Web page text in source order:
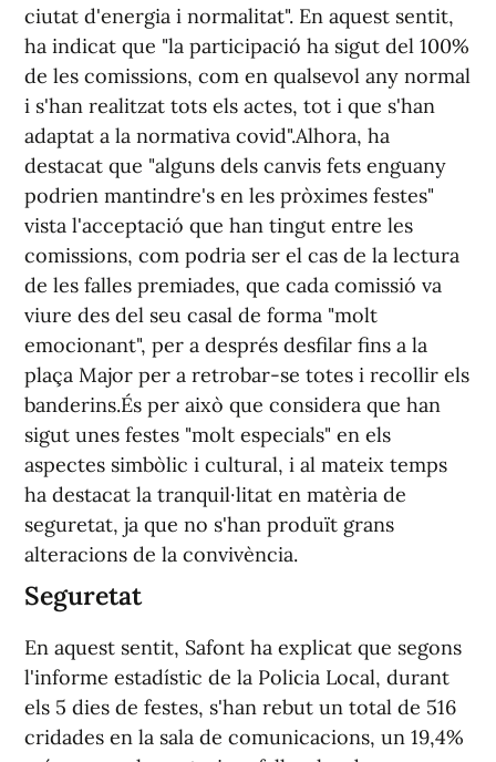
ciutat d'energia i normalitat". En aquest sentit,
ha indicat que "la participació ha sigut del 100%
de les comissions, com en qualsevol any normal
i s'han realitzat tots els actes, tot i que s'han
adaptat a la normativa covid".Alhora, ha
destacat que "alguns dels canvis fets enguany
podrien mantindre's en les pròximes festes"
vista l'acceptació que han tingut entre les
comissions, com podria ser el cas de la lectura
de les falles premiades, que cada comissió va
viure des del seu casal de forma "molt
emocionant", per a després desfilar fins a la
plaça Major per a retrobar-se totes i recollir els
banderins.És per això que considera que han
sigut unes festes "molt especials" en els
aspectes simbòlic i cultural, i al mateix temps
ha destacat la tranquil·litat en matèria de
seguretat, ja que no s'han produït grans
alteracions de la convivència.
Seguretat
En aquest sentit, Safont ha explicat que segons
l'informe estadístic de la Policia Local, durant
els 5 dies de festes, s'han rebut un total de 516
cridades en la sala de comunicacions, un 19,4%